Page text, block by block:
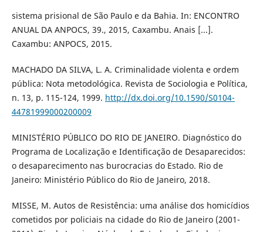
sistema prisional de São Paulo e da Bahia. In: ENCONTRO
ANUAL DA ANPOCS, 39., 2015, Caxambu. Anais [...].
Caxambu: ANPOCS, 2015.
MACHADO DA SILVA, L. A. Criminalidade violenta e ordem
pública: Nota metodológica. Revista de Sociologia e Política,
n. 13, p. 115-124, 1999. http://dx.doi.org/10.1590/S0104-
44781999000200009
MINISTÉRIO PÚBLICO DO RIO DE JANEIRO. Diagnóstico do
Programa de Localização e Identificação de Desaparecidos:
o desaparecimento nas burocracias do Estado. Rio de
Janeiro: Ministério Público do Rio de Janeiro, 2018.
MISSE, M. Autos de Resistência: uma análise dos homicídios
cometidos por policiais na cidade do Rio de Janeiro (2001-